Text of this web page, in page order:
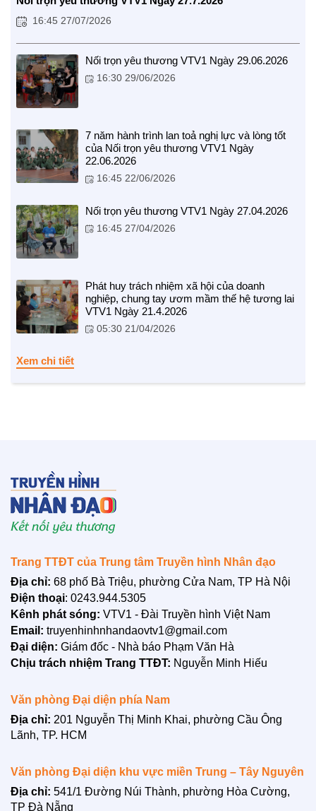
CUỘC SỐNG TƯƠI ĐẸP
Nối trọn yêu thương VTV1
Trái tim có nắng
NHỊP CẦU NHÂN ÁI
Nhịp cầu Nhân ái VTV1
Địa chỉ nhân ái
BẠN ĐỌC
LIÊN HỆ
16:45 27/07/2026
Nối trọn yêu thương VTV1 Ngày 29.06.2026
16:30 29/06/2026
7 năm hành trình lan toả nghị lực và lòng tốt
của Nối trọn yêu thương VTV1 Ngày
22.06.2026
16:45 22/06/2026
Nối trọn yêu thương VTV1 Ngày 27.04.2026
16:45 27/04/2026
Phát huy trách nhiệm xã hội của doanh
nghiệp, chung tay ươm mầm thế hệ tương lai
VTV1 Ngày 21.4.2026
05:30 21/04/2026
Xem chi tiết
Trang TTĐT của Trung tâm Truyền hình Nhân đạo
Địa chỉ: 68 phố Bà Triệu, phường Cửa Nam, TP Hà Nội
Điện thoại: 0243.944.5305
Kênh phát sóng: VTV1 - Đài Truyền hình Việt Nam
Email: truyenhinhnhandaovtv1@gmail.com
Đại diện: Giám đốc - Nhà báo Phạm Văn Hà
Chịu trách nhiệm Trang TTĐT: Nguyễn Minh Hiếu
Văn phòng Đại diện phía Nam
Địa chỉ: 201 Nguyễn Thị Minh Khai, phường Cầu Ông
Lãnh, TP. HCM
Văn phòng Đại diện khu vực miền Trung – Tây Nguyên
Địa chỉ: 541/1 Đường Núi Thành, phường Hòa Cường,
TP Đà Nẵng